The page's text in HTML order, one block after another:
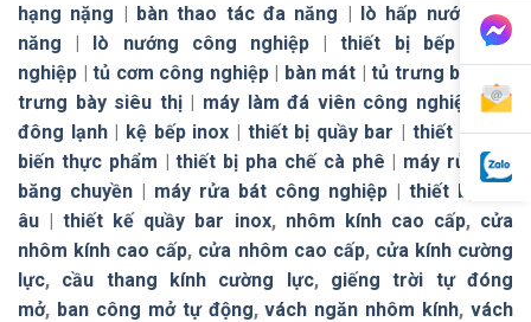
hạng nặng | bàn thao tác đa năng | lò hấp nướng đa
năng | lò nướng công nghiệp |thiết bị bếp công
nghiệp | tủ cơm công nghiệp| bàn mát | tủ trưng bày|tủ
trưng bày siêu thị| máy làm đá viên công nghiệp |tủ
đông lạnh| kệ bếp inox | thiết bị quầy bar | thiết bị chế
biến thực phẩm |thiết bị pha chế cà phê | máy rửa bát
băng chuyền | máy rửa bát công nghiệp | thiết bị bếp
âu |thiết kế quầy bar inox, nhôm kính cao cấp, cửa
nhôm kính cao cấp, cửa nhôm cao cấp, cửa kính cường
lực, cầu thang kính cường lực, giếng trời tự đóng
mở, ban công mở tự động,vách ngăn nhôm kính,vách